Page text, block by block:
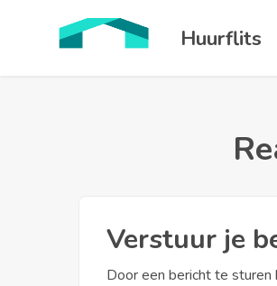
Huurflits
Verstuur je
Door een bericht te sturen